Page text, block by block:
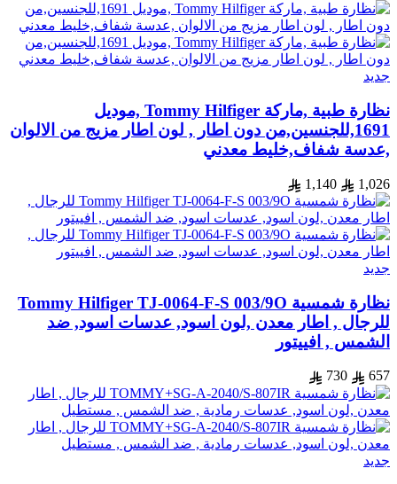
جديد
نظارة طبية ,ماركة Tommy Hilfiger ,موديل
1691,للجنسين,من دون اطار , لون اطار مزيج من الالوان
,عدسة شفاف,خليط معدني
1,026
1,140
جديد
نظارة شمسية Tommy Hilfiger TJ-0064-F-S 003/9O
للرجال , اطار معدن ,لون اسود, عدسات اسود, ضد
الشمس , افييتور
657
730
جديد